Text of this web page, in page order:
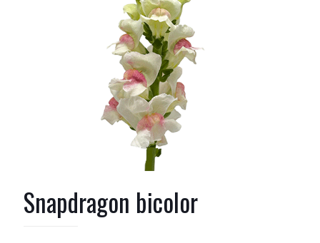
Snapdragon bicolor